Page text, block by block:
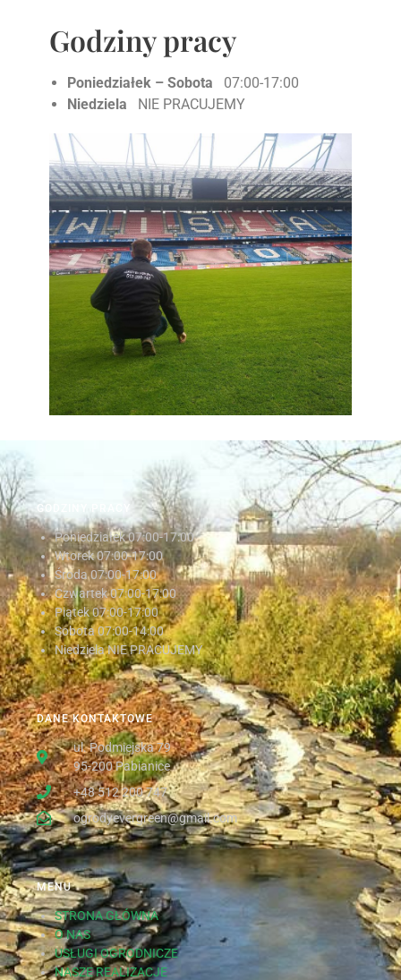
Godziny pracy
Poniedziałek – Sobota
07:00-17:00
Niedziela NIE PRACUJEMY
MENU
STRONA GŁÓWNA
O NAS
USŁUGI OGRODNICZE
NASZE REALIZACJE
DANE KONTAKTOWE
ul. Podmiejska 79
95-200 Pabianice
+48 512 200 747
ogrodyevergreen@gmail.com
GODZINY PRACY
Poniedziałek07:00-17:00
Wtorek07:00-17:00
Środa07:00-17:00
Czwartek07:00-17:00
Piątek07:00-17:00
Sobota07:00-14:00
Niedziela NIE PRACUJEMY